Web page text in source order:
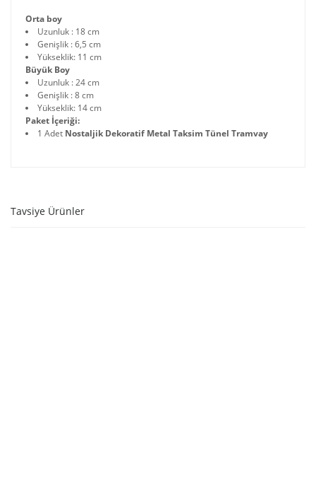
Orta boy
Uzunluk : 18 cm
Genişlik : 6,5 cm
Yükseklik: 11 cm
Büyük Boy
Uzunluk : 24 cm
Genişlik : 8 cm
Yükseklik: 14 cm
Paket İçeriği:
1 Adet Nostaljik Dekoratif Metal Taksim Tünel Tramvay
Tavsiye Ürünler